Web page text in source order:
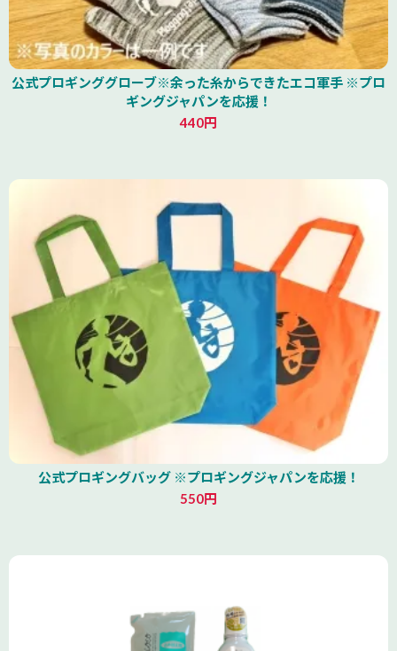
公式プロギンググローブ※余った糸からできたエコ軍手 ※プロ
ギングジャパンを応援！
440円
公式プロギングバッグ ※プロギングジャパンを応援！
550円